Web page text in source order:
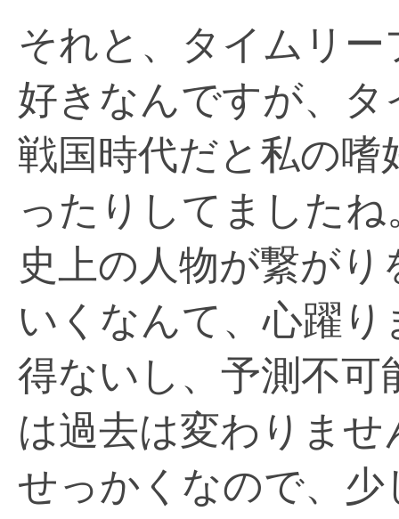
それと、タイムリ
好きなんですが、
戦国時代だと私の
ったりしてました
史上の人物が繋が
いくなんて、心躍
得ないし、予測不
は過去は変わりま
せっかくなので、